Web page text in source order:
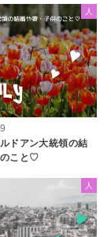
人
ルドアン大統領の結
こと♡
人